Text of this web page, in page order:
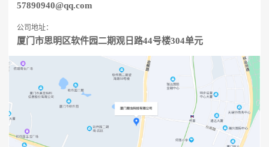
57890940@qq.com
公司地址：
厦门市思明区软件园二期观日路44号楼304单元